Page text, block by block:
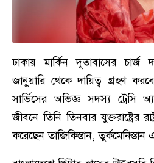
ঢাকায় মার্কিন দূতাবাসের চার্জ
জানুয়ারি থেকে দায়িত্ব গ্রহণ
সার্ভিসের অভিজ্ঞ সদস্য ট্রেসি
জীবনে তিনি তিনবার যুক্তরাষ্ট্রের
করেছেন তাজিকিস্তান,